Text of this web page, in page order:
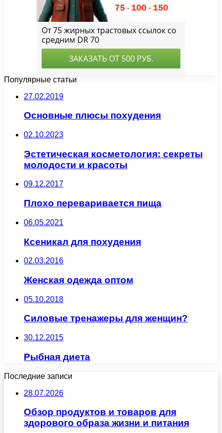
Популярные статьи
27.02.2019
Основные плюсы похудения
02.10.2023
Эстетическая косметология: секреты
молодости и красоты
09.12.2017
Плохо переваривается пища
06.05.2021
Ксеникал для похудения
02.03.2016
Женская одежда оптом
05.10.2018
Силовые тренажеры для женщин?
30.12.2015
Рыбная диета
Последние записи
28.07.2026
Обзор продуктов и товаров для
здорового образа жизни и питания